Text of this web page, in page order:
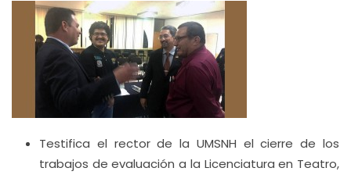
Testifica el rector de la UMSNH el cierre de los
trabajos de evaluación a la Licenciatura en Teatro,